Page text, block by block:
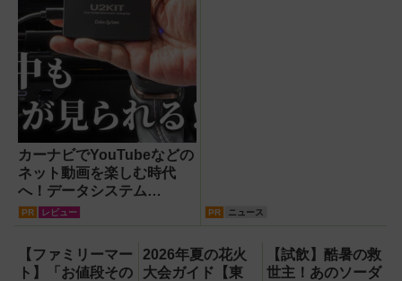
カーナビでYouTubeなどの
ネット動画を楽しむ時代
へ！データシステム
『U2KIT』がドライブを変
PR レビュー PR ニュース
【ファミリーマー
ト】「お値段その
2026年夏の花火
大会ガイド【東
【試飲】酷暑の救
世主！あのソーダ